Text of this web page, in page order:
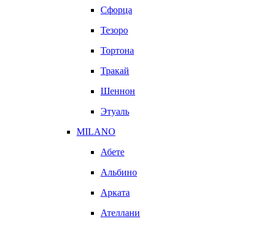
Сфорца
Тезоро
Тортона
Тракай
Шеннон
Этуаль
MILANO
Абете
Альбино
Арката
Ателлани